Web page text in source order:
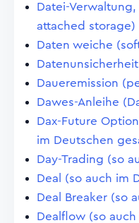
Datei-
attached storage)
Daten weiche
Daueremission
Dawes-Anleihe
Dax-Future
im Deutschen
Day-Trading (so
Deal (so auch im
Deal Breaker (so
Dealflow (so